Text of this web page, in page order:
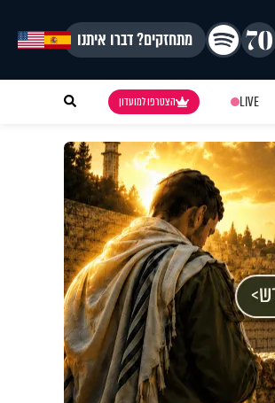
מתחזקים? דברו איתנו
LIVE הצטרפו למועדון